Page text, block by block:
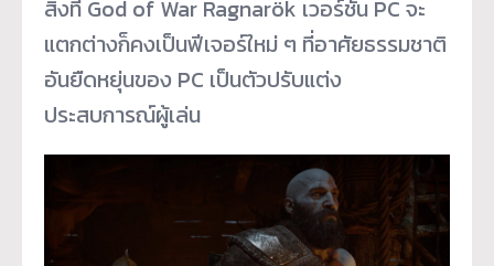
สิ่งที่ God of War Ragnarök เวอร์ชัน PC จะ
แตกต่างก็คงเป็นฟีเจอร์ใหม่ ๆ ที่อาศัยธรรมชาติ
อันยืดหยุ่นของ PC เป็นตัวปรับแต่ง
ประสบการณ์ผู้เล่น